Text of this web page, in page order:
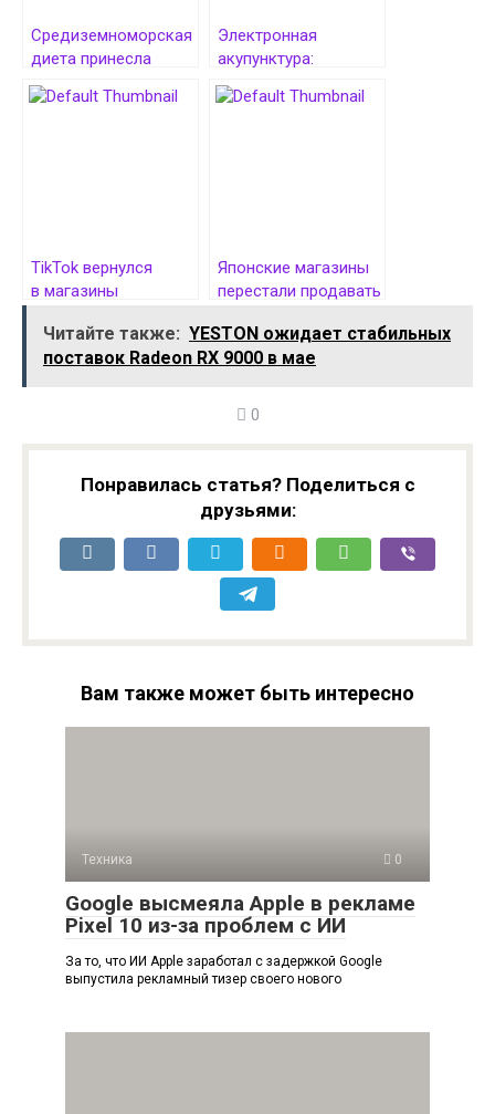
Средиземноморская
диета принесла
пользу здоровью
сердца даже без
Электронная
акупунктура:
Современный
подход к здоровью
TikTok вернулся
в магазины
и Google в США
Японские магазины
перестали продавать
туристам
Читайте также: YESTON ожидает стабильных
поставок Radeon RX 9000 в мае
0
Понравилась статья? Поделиться с
друзьями:
Вам также может быть интересно
Техника 0
Google высмеяла Apple в рекламе
Pixel 10 из-за проблем с ИИ
За то, что ИИ Apple заработал с задержкой Google
выпустила рекламный тизер своего нового